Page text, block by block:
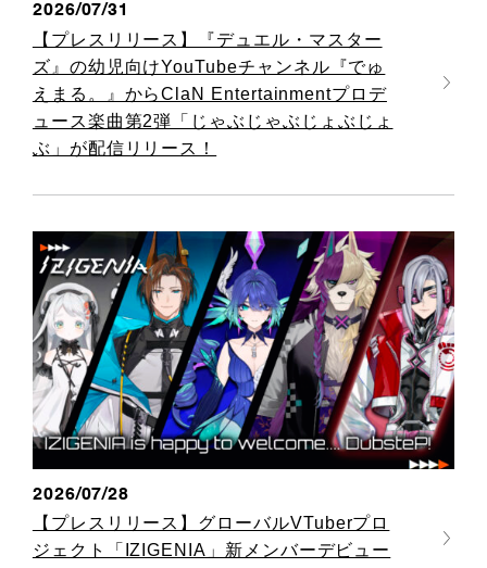
2026/07/31
【プレスリリース】『デュエル・マスター
ズ』の幼児向けYouTubeチャンネル『でゅ
えまる。』からClaN Entertainmentプロデ
ュース楽曲第2弾「じゃぶじゃぶじょぶじょ
ぶ」が配信リリース！
2026/07/28
【プレスリリース】グローバルVTuberプロ
ジェクト「IZIGENIA」新メンバーデビュー